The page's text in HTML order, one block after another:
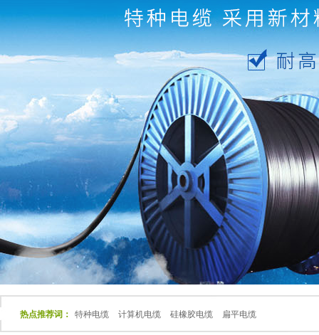
热点推荐词： 特种电缆 计算机电缆 硅橡胶电缆 扁平电缆